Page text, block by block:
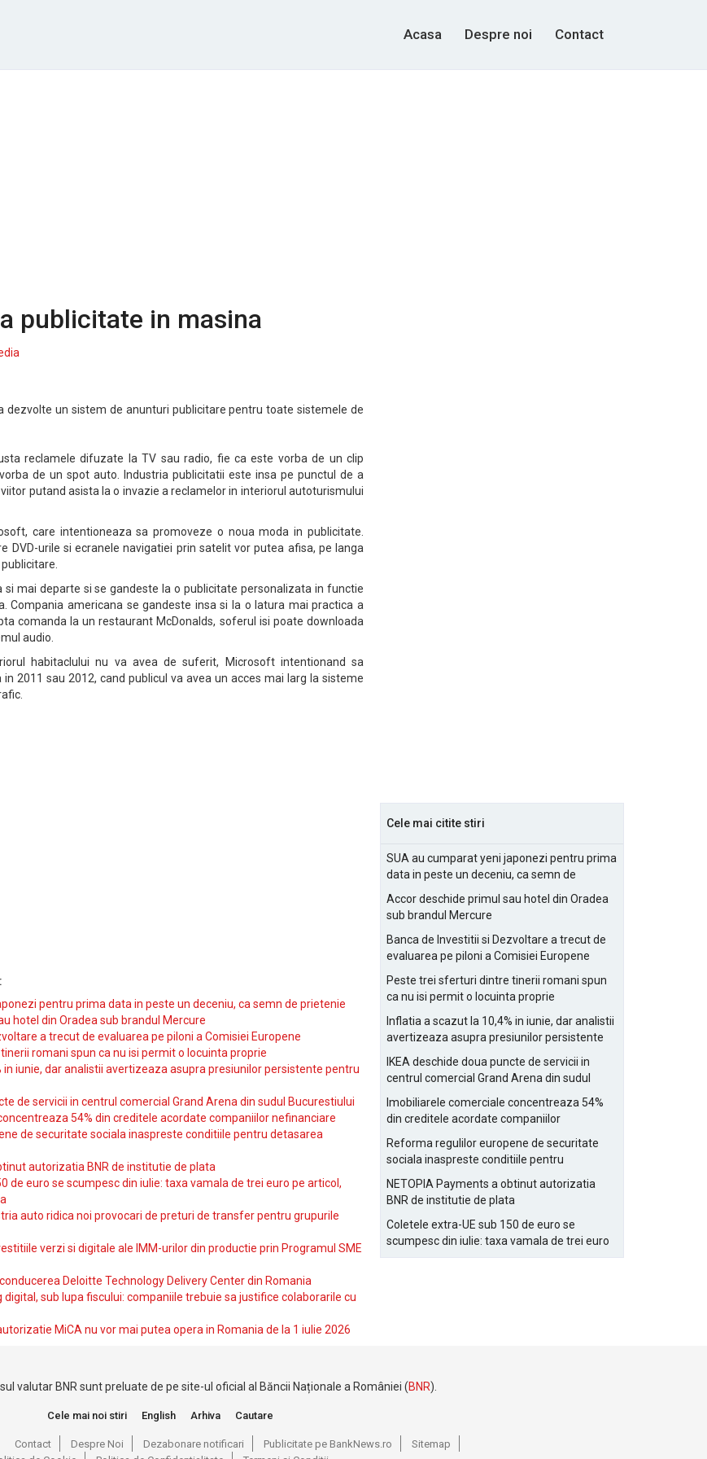
Acasa Despre noi Contact
publicitate in masina
dezvolte un sistem de anunturi publicitare pentru toate sistemele de
reclamele difuzate la TV sau radio, fie ca este vorba de un clip
de un spot auto. Industria publicitatii este insa pe punctul de a
putand asista la o invazie a reclamelor in interiorul autoturismului
care intentioneaza sa promoveze o noua moda in publicitate.
DVD-urile si ecranele navigatiei prin satelit vor putea afisa, pe langa
si mai departe si se gandeste la o publicitate personalizata in functie
Compania americana se gandeste insa si la o latura mai practica a
comanda la un restaurant McDonalds, soferul isi poate downloada
audio.
habitaclului nu va avea de suferit, Microsoft intentionand sa
2011 sau 2012, cand publicul va avea un acces mai larg la sisteme
pentru prima data in peste un deceniu, ca semn de prietenie
hotel din Oradea sub brandul Mercure
a trecut de evaluarea pe piloni a Comisiei Europene
romani spun ca nu isi permit o locuinta proprie
in iunie, dar analistii avertizeaza asupra presiunilor persistente pentru
de servicii in centrul comercial Grand Arena din sudul Bucurestiului
54% din creditele acordate companiilor nefinanciare
de securitate sociala inaspreste conditiile pentru detasarea
autorizatia BNR de institutie de plata
de euro se scumpesc din iulie: taxa vamala de trei euro pe articol,
auto ridica noi provocari de preturi de transfer pentru grupurile
verzi si digitale ale IMM-urilor din productie prin Programul SME
Deloitte Technology Delivery Center din Romania
sub lupa fiscului: companiile trebuie sa justifice colaborarile cu
MiCA nu vor mai putea opera in Romania de la 1 iulie 2026
Cele mai citite stiri
SUA au cumparat yeni japonezi pentru prima
data in peste un deceniu, ca semn de
Accor deschide primul sau hotel din Oradea
sub brandul Mercure
Banca de Investitii si Dezvoltare a trecut de
evaluarea pe piloni a Comisiei Europene
Peste trei sferturi dintre tinerii romani spun
ca nu isi permit o locuinta proprie
Inflatia a scazut la 10,4% in iunie, dar analistii
avertizeaza asupra presiunilor persistente
IKEA deschide doua puncte de servicii in
centrul comercial Grand Arena din sudul
Imobiliarele comerciale concentreaza 54%
din creditele acordate companiilor
Reforma regulilor europene de securitate
sociala inaspreste conditiile pentru
NETOPIA Payments a obtinut autorizatia
BNR de institutie de plata
Coletele extra-UE sub 150 de euro se
scumpesc din iulie: taxa vamala de trei euro
pe articol, adaugata la taxa logistica
valutar BNR sunt preluate de pe site-ul oficial al Băncii Naționale a României (BNR).
Cele mai noi stiri English Arhiva Cautare
Contact Despre Noi Dezabonare notificari Publicitate pe BankNews.ro
Sitemap